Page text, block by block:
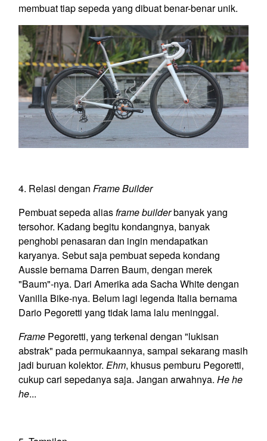
membuat tiap sepeda yang dibuat benar-benar unik.
4. Relasi dengan Frame Builder
Pembuat sepeda aliasframe builderbanyak yang
tersohor. Kadang begitu kondangnya, banyak
penghobi penasaran dan ingin mendapatkan
karyanya. Sebut saja pembuat sepeda kondang
Aussie bernama Darren Baum, dengan merek
"Baum"-nya. Dari Amerika ada Sacha White dengan
Vanilla Bike-nya. Belum lagi legenda Italia bernama
Dario Pegoretti yang tidak lama lalu meninggal.
Frame Pegoretti, yang terkenal dengan "lukisan
abstrak" pada permukaannya, sampai sekarang masih
jadi buruan kolektor. Ehm, khusus pemburu Pegoretti,
cukup cari sepedanya saja. Jangan arwahnya. He he
he...